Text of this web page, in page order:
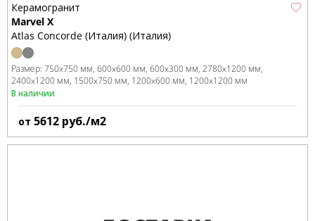
Керамогранит
Marvel X
Atlas Concorde (Италия) (Италия)
Размер: 750x750 мм 600x600 мм 600x300 мм 2780x1200 мм
2400x1200 мм 1500x750 мм 1200x600 мм 1200x1200 мм
В наличии
от 5612 руб./м2